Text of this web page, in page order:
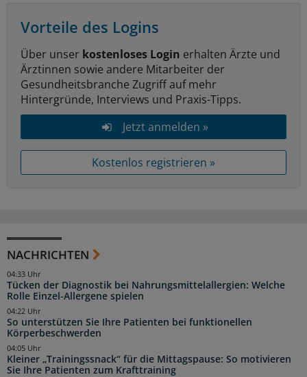
Vorteile des Logins
Über unser kostenloses Login erhalten Ärzte und
Ärztinnen sowie andere Mitarbeiter der
Gesundheitsbranche Zugriff auf mehr
Hintergründe, Interviews und Praxis-Tipps.
Jetzt anmelden »
Kostenlos registrieren »
NACHRICHTEN
Tücken der Diagnostik bei Nahrungsmittelallergien: Welche
Rolle Einzel-Allergene spielen
04:33 Uhr
So unterstützen Sie Ihre Patienten bei funktionellen
Körperbeschwerden
04:22 Uhr
Kleiner „Trainingssnack“ für die Mittagspause: So motivieren
Sie Ihre Patienten zum Krafttraining
04:05 Uhr